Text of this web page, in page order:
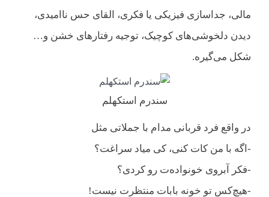
مالی، جداسازی فیزیکی یا فکری، القای حس ناامیدی،
دیدن دلخوشی‌های کوچیک، توجیه رفتارهای خشن و…
شکل می‌گیره. ‌
سندرم استکهلم
در واقع فرد قربانی مدام با جملاتی مثل ‌
‌-اگه با من کات کنی، کی میاد سراغت؟
-فکر آبروی خونواده‌ت رو کردی؟
-هیچ‌کس تو خونه بابات منتظرت نیست!